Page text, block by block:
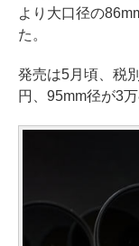
より大口径の
た。
発売は5月頃、税
円、95mm径が3万